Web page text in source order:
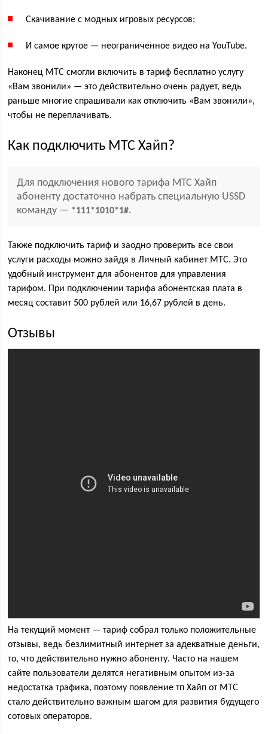
Скачивание с модных игровых ресурсов;
И самое крутое — неограниченное видео на YouTube.
Наконец МТС смогли включить в тариф бесплатно услугу
«Вам звонили» — это действительно очень радует, ведь
раньше многие спрашивали как отключить «Вам звонили»,
чтобы не переплачивать.
Как подключить МТС Хайп?
Для подключения нового тарифа МТС Хайп
абоненту достаточно набрать специальную USSD
команду — *111*1010*1#.
Также подключить тариф и заодно проверить все свои
услуги расходы можно зайдя в Личный кабинет МТС. Это
удобный инструмент для абонентов для управления
тарифом. При подключении тарифа абонентская плата в
месяц составит 500 рублей или 16,67 рублей в день.
Отзывы
На текущий момент — тариф собрал только положительные
отзывы, ведь безлимитный интернет за адекватные деньги,
то, что действительно нужно абоненту. Часто на нашем
сайте пользователи делятся негативным опытом из-за
недостатка трафика, поэтому появление тп Хайп от МТС
стало действительно важным шагом для развития будущего
сотовых операторов.